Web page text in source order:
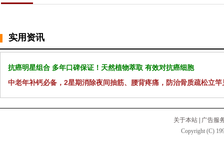
实用资讯
抗癌明星组合 多年口碑保证！天然植物萃取 有效对抗癌细胞
中老年补钙必备，2星期消除夜间抽筋、腰背疼痛，防治骨质疏松立竿
关于本站
广告服
Copyright (C)